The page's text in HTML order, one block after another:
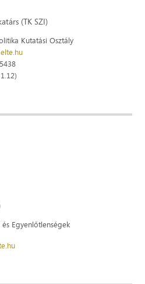
(TK SZI)
Kutatási Osztály
Egyenlőtlenségek